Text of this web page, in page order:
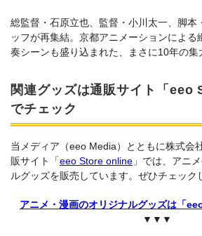
総監督・石原立也、監督・小川太一、脚本
ッフが再集結。京都アニメーションによる
奏シーンも盛り込まれた、まさに10年の集
関連グッズは通販サイト「eeo
でチェック
当メディア（eeo Media）とともに株式会
販サイト「eeo Store online 」では、アニ
ルグッズを販売しています。ぜひチェック
アニメ・漫画のオリジナルグッズは「
▼▼▼